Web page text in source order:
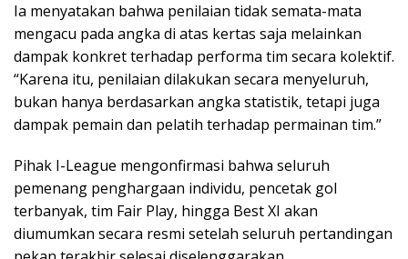
Ia menyatakan bahwa penilaian tidak semata-mata
mengacu pada angka di atas kertas saja melainkan
dampak konkret terhadap performa tim secara kolektif.
“Karena itu, penilaian dilakukan secara menyeluruh,
bukan hanya berdasarkan angka statistik, tetapi juga
dampak pemain dan pelatih terhadap permainan tim.”
Pihak I-League mengonfirmasi bahwa seluruh
pemenang penghargaan individu, pencetak gol
terbanyak, tim Fair Play, hingga Best XI akan
diumumkan secara resmi setelah seluruh pertandingan